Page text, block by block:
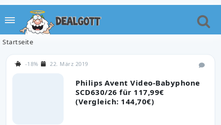
Startseite
Philips Avent Video-Babyphone
SCD630/26 für 117,99€
(Vergleich: 144,70€)
-18% 22. März 2019